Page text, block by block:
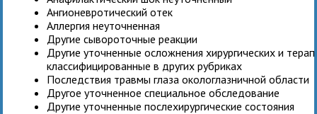
Ангионевротический отек
Аллергия неуточненная
Другие сывороточные реакции
Другие уточненные осложнения хирургических и
классифицированные в других рубриках
Последствия травмы глаза окологлазничной области
Другое уточненное специальное обследование
Другие уточненные послехирургические состояния